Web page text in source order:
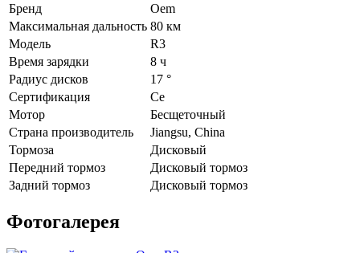
Бренд
Oem
Максимальная дальность 80 км
Модель
R3
Время зарядки
8 ч
Радиус дисков
17 °
Сертификация
Ce
Мотор
Бесщеточный
Страна производитель
Jiangsu, China
Тормоза
Дисковый
Передний тормоз
Дисковый тормоз
Задний тормоз
Дисковый тормоз
Фотогалерея